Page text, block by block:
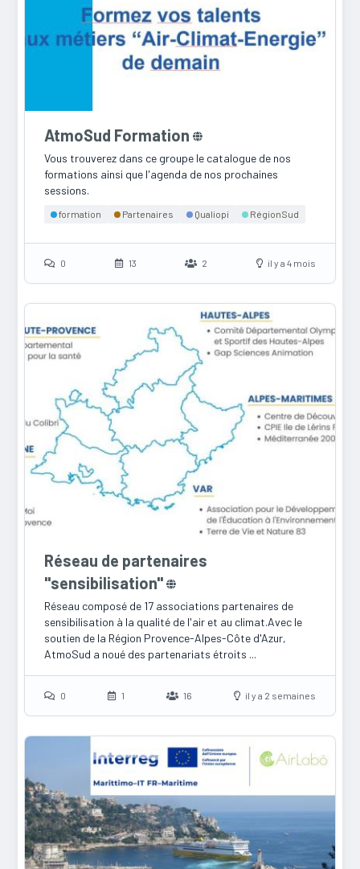
AtmoSud Formation
Vous trouverez dans ce groupe le catalogue de nos
formations ainsi que l'agenda de nos prochaines
sessions.
formation Partenaires Qualiopi RégionSud
0 13 2 il y a 4 mois
Réseau de partenaires
"sensibilisation"
Réseau composé de 17 associations partenaires de
sensibilisation à la qualité de l'air et au climat.Avec le
soutien de la Région Provence-Alpes-Côte d'Azur,
AtmoSud a noué des partenariats étroits ...
0 1 16 il y a 2 semaines